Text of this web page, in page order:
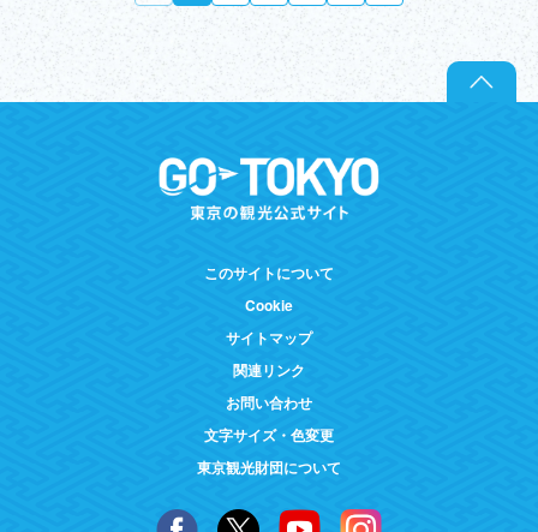
このサイトについて
Cookie
サイトマップ
関連リンク
お問い合わせ
文字サイズ・色変更
東京観光財団について